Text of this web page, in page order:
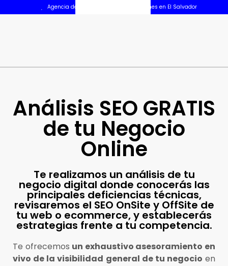
Agencia de Marketing Digital para Pymes en El Salvador
Análisis SEO GRATIS
de tu Negocio
Online
Te realizamos un análisis de tu
negocio digital donde conocerás las
principales deficiencias técnicas,
revisaremos el SEO OnSite y OffSite de
tu web o ecommerce, y establecerás
estrategias frente a tu competencia.
Te ofrecemos un exhaustivo asesoramiento en
vivo de la visibilidad general de tu negocio en